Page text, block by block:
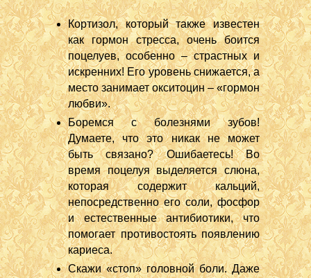
Кортизол, который также известен
как гормон стресса, очень боится
поцелуев, особенно – страстных и
искренних! Его уровень снижается, а
место занимает окситоцин – «гормон
любви».
Боремся с болезнями зубов!
Думаете, что это никак не может
быть связано? Ошибаетесь! Во
время поцелуя выделяется слюна,
которая содержит кальций,
непосредственно его соли, фосфор
и естественные антибиотики, что
помогает противостоять появлению
кариеса.
Скажи «стоп» головной боли. Даже